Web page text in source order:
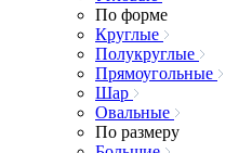
По форме
Круглые
Полукруглые
Прямоугольные
Шар
Овальные
По размеру